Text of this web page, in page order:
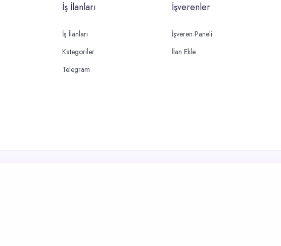
İş İlanları
İş İlanları
Kategoriler
Telegram
İşverenler
İşveren Paneli
İlan Ekle